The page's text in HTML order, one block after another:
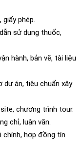
giấy phép.
sử dụng thuốc,
hành, bản vẽ, tài liệu
dự án, tiêu chuẩn xây
chương trình tour.
chỉ, luận văn.
chính, hợp đồng tín